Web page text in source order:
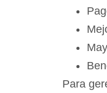
Para